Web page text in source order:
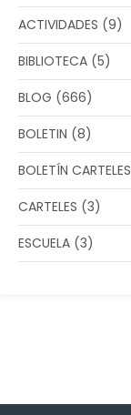
ACTIVIDADES (9)
BIBLIOTECA (5)
BLOG (666)
BOLETIN (8)
BOLETÍN CARTELES
CARTELES (3)
ESCUELA (3)